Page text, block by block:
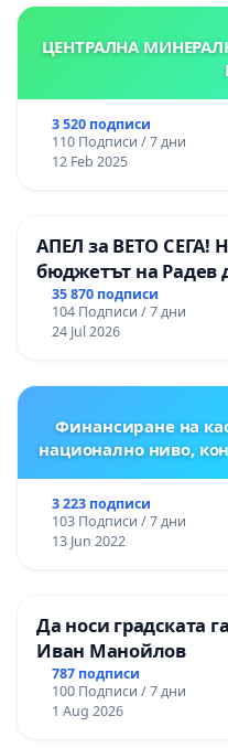
ЦЕНТРАЛНА
3 520 подписи
110 Подписи / 7 дни
12 Feb 2025
АПЕЛ за ВЕТО СЕГА!
бюджетът на Радев
правата ни в тъмното
35 870 подписи
104 Подписи / 7 дни
24 Jul 2026
Финансиране на
национално ниво,
3 223 подписи
103 Подписи / 7 дни
13 Jun 2022
Да носи градската
Иван Манойлов
787 подписи
100 Подписи / 7 дни
1 Aug 2026